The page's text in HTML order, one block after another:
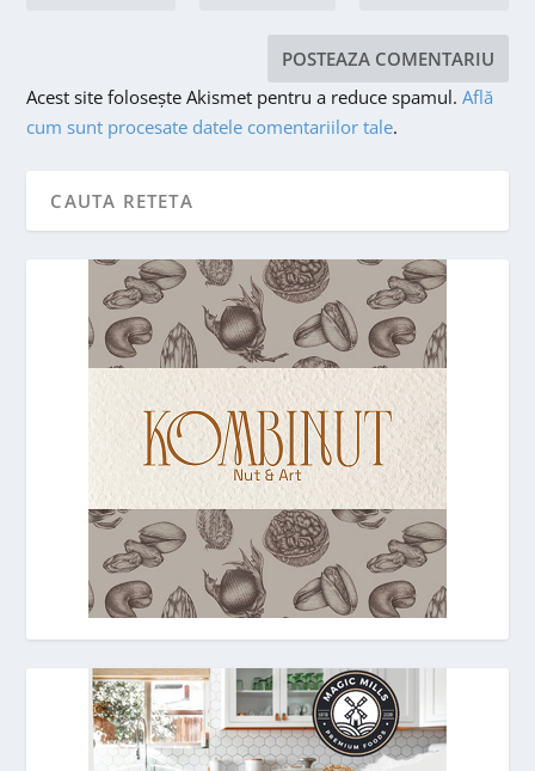
Acest site folosește Akismet pentru a reduce spamul.Află
cum sunt procesate datele comentariilor tale.